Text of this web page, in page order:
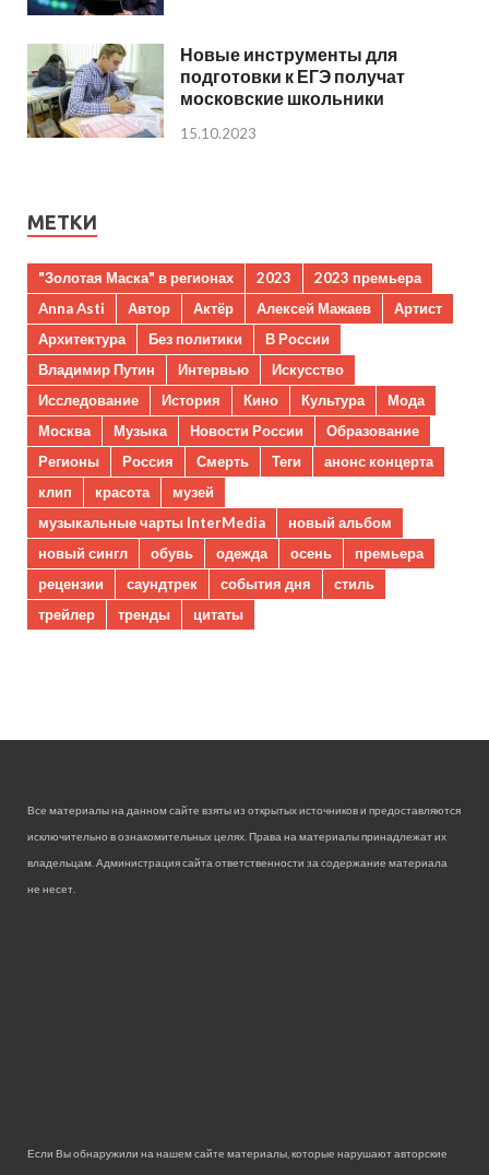
Новые инструменты для
подготовки к ЕГЭ получат
московские школьники
15.10.2023
МЕТКИ
"Золотая Маска" в регионах 2023
2023 премьера
Anna Asti
Автор Актёр Алексей Мажаев
Артист
Архитектура
Без политики
В России
Владимир Путин
Интервью
Искусство
Исследование
История Кино Культура
Мода
Москва
Музыка Новости России
Образование
Регионы
Россия Смерть Теги
анонс концерта
клип
красота
музей
музыкальные чарты InterMedia
новый альбом
новый сингл
обувь одежда осень
премьера
рецензии
саундтрек события дня
стиль
трейлер
тренды цитаты
Все материалы на данном сайте взяты из открытых источников и предоставляются
исключительно в ознакомительных целях. Права на материалы принадлежат их
владельцам. Администрация сайта ответственности за содержание материала
не несет.
Если Вы обнаружили на нашем сайте материалы, которые нарушают авторские